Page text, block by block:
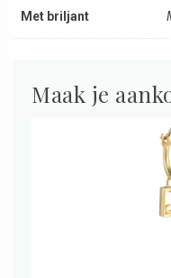
Met briljant
Maak je